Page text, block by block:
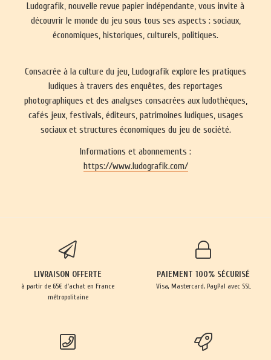
Ludografik, nouvelle revue papier indépendante, vous invite à
découvrir le monde du jeu sous tous ses aspects : sociaux,
économiques, historiques, culturels, politiques.
Consacrée à la culture du jeu, Ludografik explore les pratiques
ludiques à travers des enquêtes, des reportages
photographiques et des analyses consacrées aux ludothèques,
cafés jeux, festivals, éditeurs, patrimoines ludiques, usages
sociaux et structures économiques du jeu de société.
Informations et abonnements :
https://www.ludografik.com/
LIVRAISON OFFERTE
à partir de 65€ d'achat en France
métropolitaine
PAIEMENT 100% SÉCURISÉ
Visa, Mastercard, PayPal avec SSL